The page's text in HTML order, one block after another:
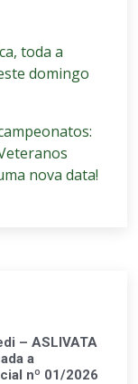
toda a
domingo
nova data!
– ASLIVATA
a
nº 01/2026